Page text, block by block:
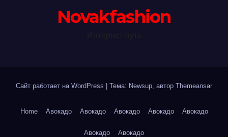
Novakfashion
Сайт работает на WordPress Тема: Newsup, автор Themeansar
Home Авокадо Авокадо Авокадо Авокадо Авокадо
Авокадо Авокадо